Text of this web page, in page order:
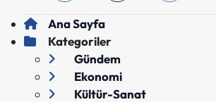
Ana Sayfa
Kategoriler
Gündem
Ekonomi
Kültür-Sanat